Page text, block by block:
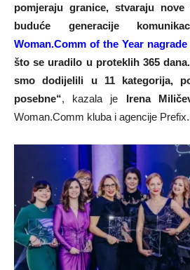
pomjeraju granice, stvaraju
buduće generacije
Woman.Comm of the Year nagrade
što se uradilo u proteklih 365
smo dodijelili u 11 kategorija,
posebne“, kazala je Irena
Woman.Comm kluba i agencije Prefix.